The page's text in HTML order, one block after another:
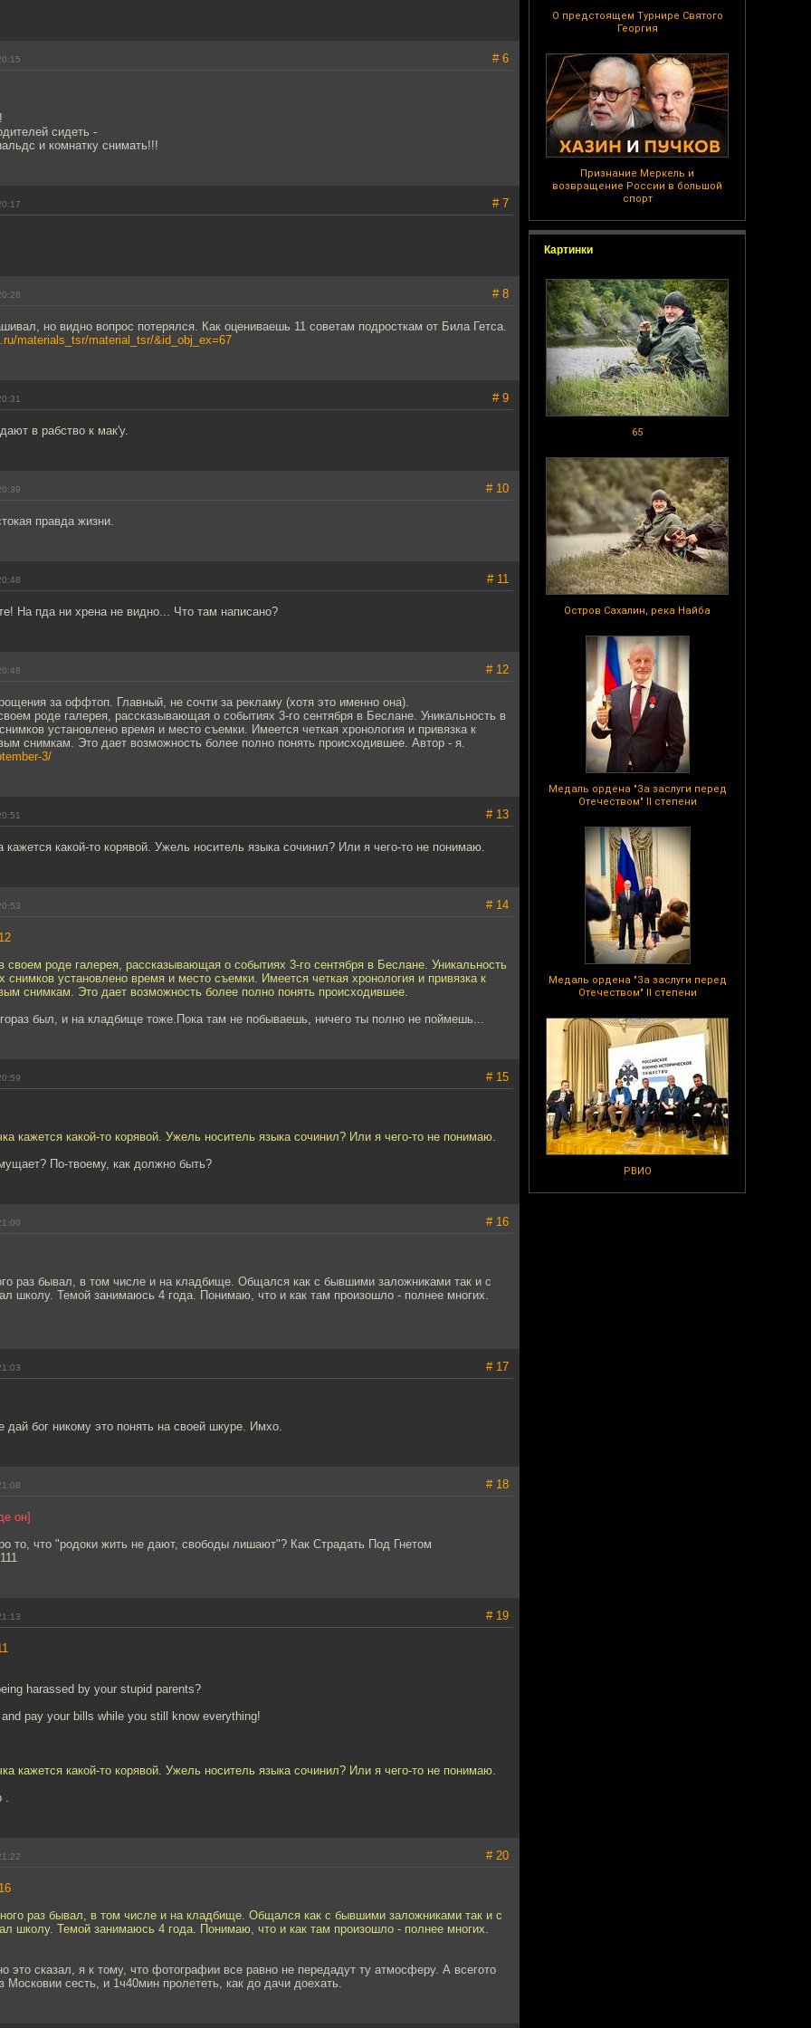
О предстоящем Турнире Святого
Георгия
Признание Меркель и
возвращение России в большой
спорт
Картинки
65
Остров Сахалин, река Найба
Медаль ордена "За заслуги перед
Отечеством" II степени
Медаль ордена "За заслуги перед
Отечеством" II степени
РВИО
# 6
сидеть -
и комнатку снимать!!!
# 7
# 8
но видно вопрос потерялся. Как оцениваешь 11 советам подросткам от Била Гетса.
materials_tsr/material_tsr/&id_obj_ex=67
# 9
в рабство к мак'у.
# 10
правда жизни.
# 11
На пда ни хрена не видно... Что там написано?
# 12
за оффтоп. Главный, не сочти за рекламу (хотя это именно она).
роде галерея, рассказывающая о событиях 3-го сентября в Беслане. Уникальность в
установлено время и место съемки. Имеется четкая хронология и привязка к
снимкам. Это дает возможность более полно понять происходившее. Автор - я.
3/
# 13
кажется какой-то корявой. Ужель носитель языка сочинил? Или я чего-то не понимаю.
# 14
своем роде галерея, рассказывающая о событиях 3-го сентября в Беслане. Уникальность
снимков установлено время и место съемки. Имеется четкая хронология и привязка к
снимкам. Это дает возможность более полно понять происходившее.
был, и на кладбище тоже.Пока там не побываешь, ничего ты полно не поймешь...
# 15
кажется какой-то корявой. Ужель носитель языка сочинил? Или я чего-то не понимаю.
По-твоему, как должно быть?
# 16
раз бывал, в том числе и на кладбище. Общался как с бывшими заложниками так и с
школу. Темой занимаюсь 4 года. Понимаю, что и как там произошло - полнее многих.
# 17
дай бог никому это понять на своей шкуре. Имхо.
# 18
он]
то, что "родоки жить не дают, свободы лишают"? Как Страдать Под Гнетом
# 19
harassed by your stupid parents?
pay your bills while you still know everything!
кажется какой-то корявой. Ужель носитель языка сочинил? Или я чего-то не понимаю.
.
# 20
раз бывал, в том числе и на кладбище. Общался как с бывшими заложниками так и с
школу. Темой занимаюсь 4 года. Понимаю, что и как там произошло - полнее многих.
это сказал, я к тому, что фотографии все равно не передадут ту атмосферу. А всегото
Московии сесть, и 1ч40мин пролететь, как до дачи доехать.